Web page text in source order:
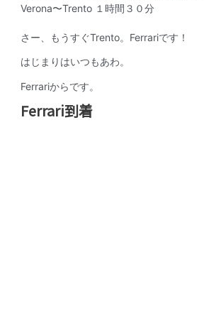
Verona〜Trento １時間３０分
さー、もうすぐTrento。Ferrariです！
はじまりはいつもあわ。
Ferrariからです。
Ferrari到着